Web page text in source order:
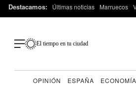
Destacamos: Últimas noticias Marruecos
El tiempo en tu ciudad
OPINIÓN ESPAÑA ECONOMÍA